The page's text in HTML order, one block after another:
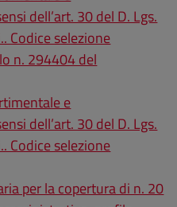
dell’art. 30 del D. Lgs.
Codice selezione
n. 294404 del
e
dell’art. 30 del D. Lgs.
Codice selezione
per la copertura di n. 20